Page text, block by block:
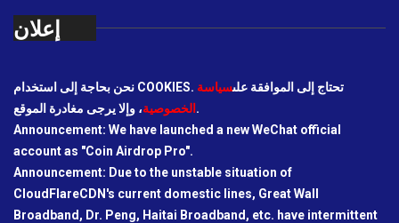
إعلان
نحن بحاجة إلى استخدام COOKIES. تحتاج إلى الموافقة علىسياسة
الخصوصية ، وإلا يرجى مغادرة الموقع.
Announcement: We have launched a new WeChat official
account as "Coin Airdrop Pro".
Announcement: Due to the unstable situation of
CloudFlareCDN's current domestic lines, Great Wall
Broadband, Dr. Peng, Haitai Broadband, etc. have intermittent